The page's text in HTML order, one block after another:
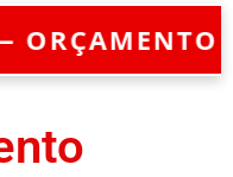
GRÁTIS —